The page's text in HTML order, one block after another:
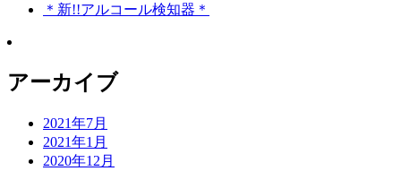
＊新!!アルコール検知器＊
アーカイブ
2021年7月
2021年1月
2020年12月